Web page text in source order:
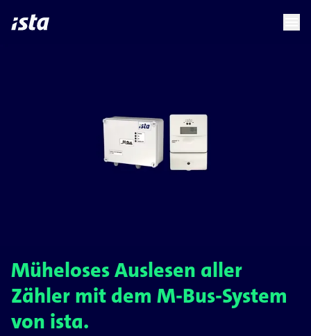
languagechevron_right
Müheloses Auslesen aller
Zähler mit dem M-Bus-System
von ista.